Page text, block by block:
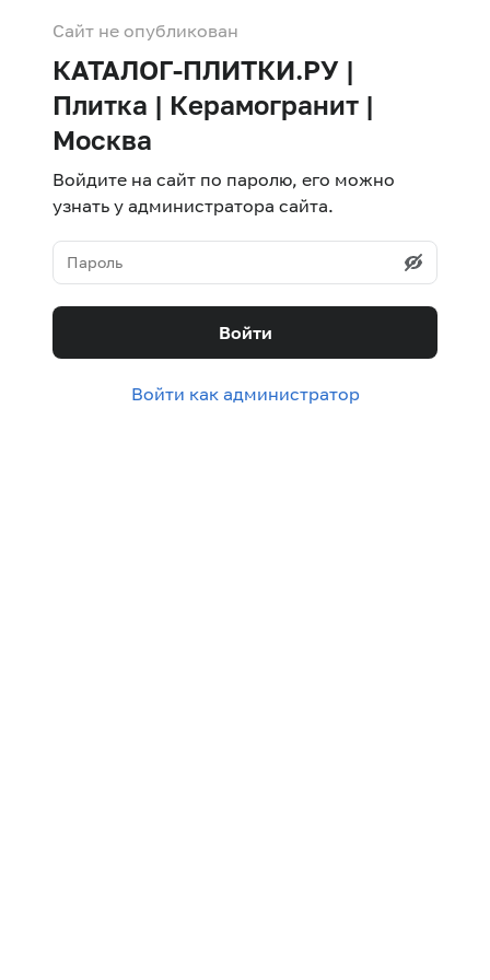
Сайт не опубликован
КАТАЛОГ-ПЛИТКИ.РУ |
Плитка | Керамогранит |
Москва
Войдите на сайт по паролю, его можно
узнать у администратора сайта.
Войти
Войти как администратор